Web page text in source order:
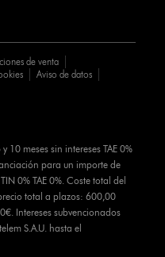
de venta
Aviso de datos
10 meses sin intereses TAE 0%
para un importe de
0% TAE 0%. Coste total del
total a plazos: 600,00
Intereses subvencionados
S.A.U. hasta el